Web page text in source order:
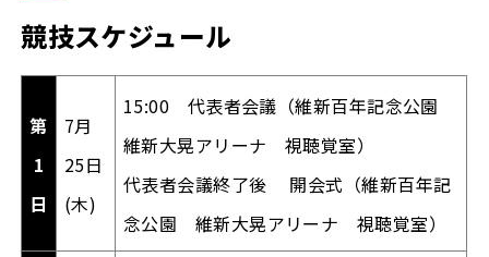
競技スケジュール
第
1
日
7月
25日
(木)
15:00 代表者会議（維新百年記念公園
維新大晃アリーナ 視聴覚室）
代表者会議終了後 開会式（維新百年記
念公園 維新大晃アリーナ 視聴覚室）